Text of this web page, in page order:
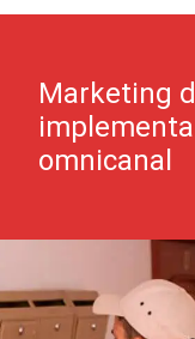
Marketing
omnicanal